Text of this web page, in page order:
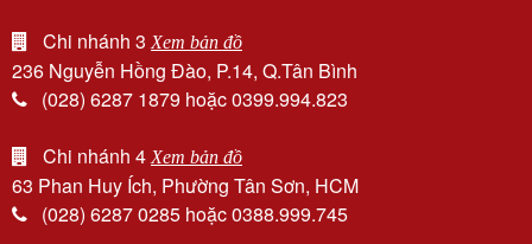
Chi nhánh 3Xem bản đồ
236 Nguyễn Hồng Đào, P.14, Q.Tân Bình
(028) 6287 1879 hoặc 0399.994.823
Chi nhánh 4Xem bản đồ
63 Phan Huy Ích, Phường Tân Sơn, HCM
(028) 6287 0285 hoặc 0388.999.745